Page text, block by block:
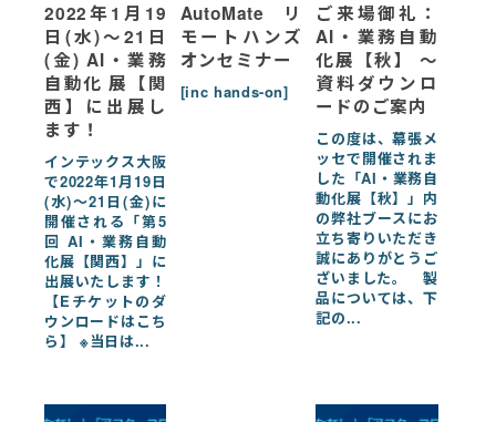
2022年1月19
日(水)～21日
(金) AI・業務
自動化 展【関
西】に出展し
ます！
インテックス大阪
で2022年1月19日
(水)～21日(金)に
開催される「第5
回 AI・業務自動
化展【関西】」に
出展いたします！
【Eチケットのダ
ウンロードはこち
ら】 ※当日は...
AutoMate リ
モートハンズ
オンセミナー
[inc hands-on]
ご来場御礼：
AI・業務自動
化展【秋】 〜
資料ダウンロ
ードのご案内
この度は、幕張メ
ッセで開催されま
した「AI・業務自
動化展【秋】」内
の弊社ブースにお
立ち寄りいただき
誠にありがとうご
ざいました。 製
品については、下
記の...